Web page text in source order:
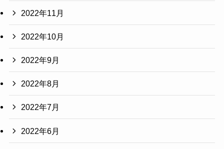
2022年11月
2022年10月
2022年9月
2022年8月
2022年7月
2022年6月